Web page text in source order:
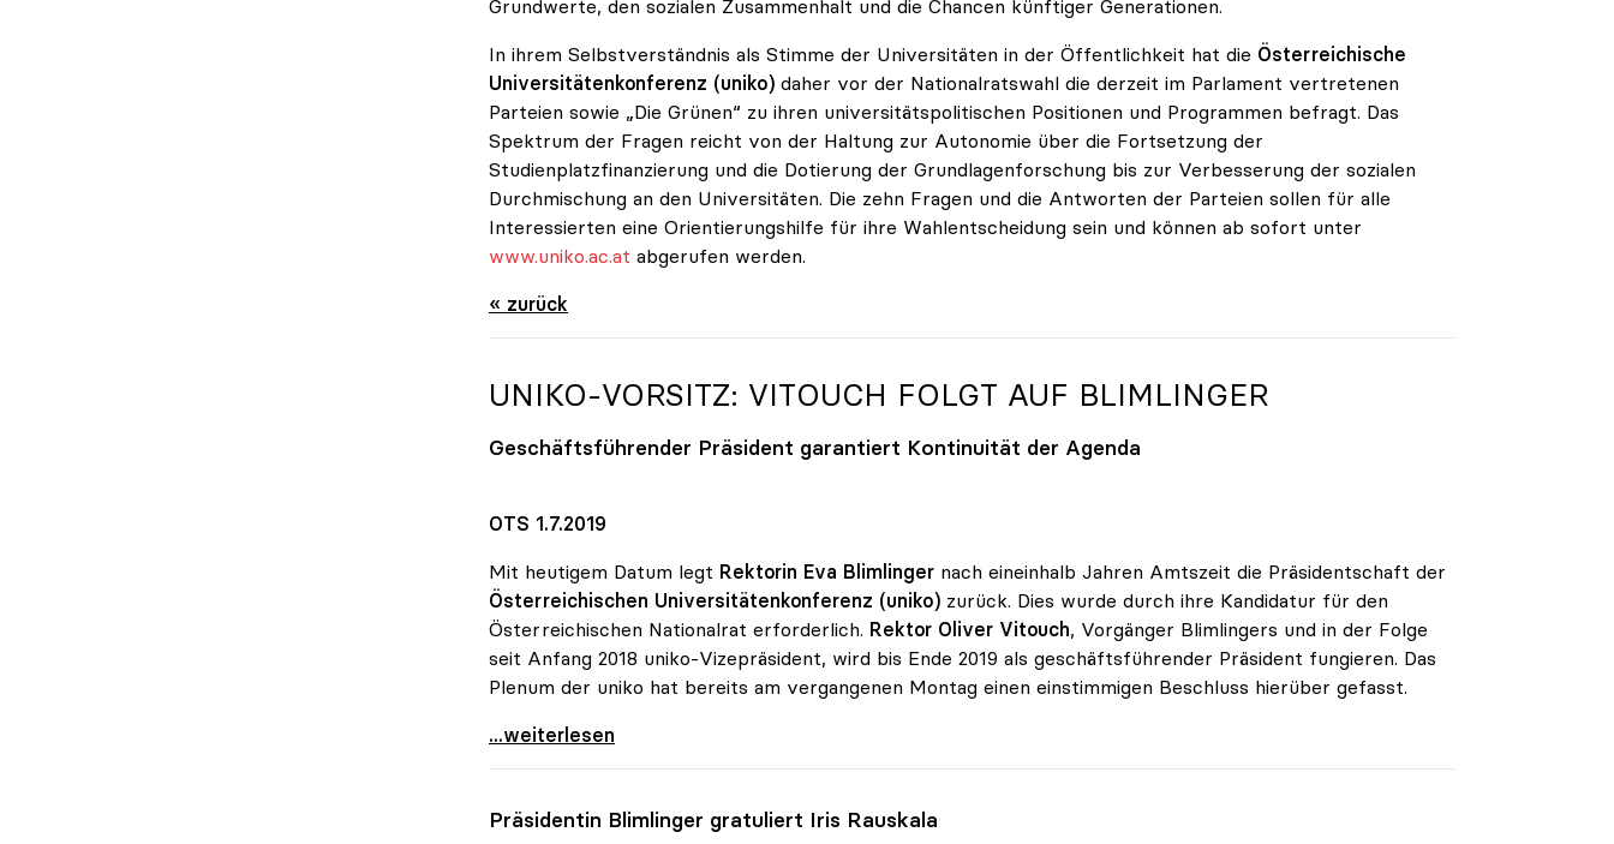
Grundwerte, den sozialen Zusammenhalt und die Chancen künftiger Generationen.
In ihrem Selbstverständnis als Stimme der Universitäten in der Öffentlichkeit hat die Österreichische
Universitätenkonferenz (uniko) daher vor der Nationalratswahl die derzeit im Parlament vertretenen
Parteien sowie „Die Grünen“ zu ihren universitätspolitischen Positionen und Programmen befragt. Das
Spektrum der Fragen reicht von der Haltung zur Autonomie über die Fortsetzung der
Studienplatzfinanzierung und die Dotierung der Grundlagenforschung bis zur Verbesserung der sozialen
Durchmischung an den Universitäten. Die zehn Fragen und die Antworten der Parteien sollen für alle
Interessierten eine Orientierungshilfe für ihre Wahlentscheidung sein und können ab sofort unter
www.uniko.ac.at abgerufen werden.
« zurück
UNIKO-VORSITZ: VITOUCH FOLGT AUF BLIMLINGER
Geschäftsführender Präsident garantiert Kontinuität der Agenda
OTS 1.7.2019
Mit heutigem Datum legt Rektorin Eva Blimlinger nach eineinhalb Jahren Amtszeit die Präsidentschaft der
Österreichischen Universitätenkonferenz (uniko) zurück. Dies wurde durch ihre Kandidatur für den
Österreichischen Nationalrat erforderlich. Rektor Oliver Vitouch, Vorgänger Blimlingers und in der Folge
seit Anfang 2018 uniko-Vizepräsident, wird bis Ende 2019 als geschäftsführender Präsident fungieren. Das
Plenum der uniko hat bereits am vergangenen Montag einen einstimmigen Beschluss hierüber gefasst.
uniko-Vorsitz: Vitouch folgt auf Blimlinger
...weiterlesen
Präsidentin Blimlinger gratuliert Iris Rauskala